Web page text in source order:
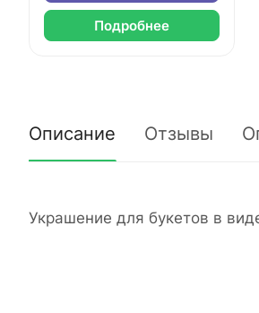
Подробнее
Описание Отзывы
Украшение для букетов в